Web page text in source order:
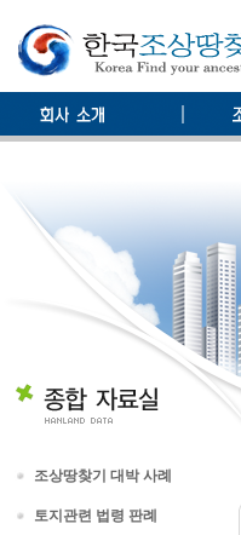
조상땅찾기 대박 사례
토지관련 법령 판례